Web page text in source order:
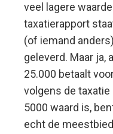
veel lagere
taxatierapport
(of iemand
geleverd. Maar ja,
25.000 betaalt
volgens de
5000 waard is,
echt de